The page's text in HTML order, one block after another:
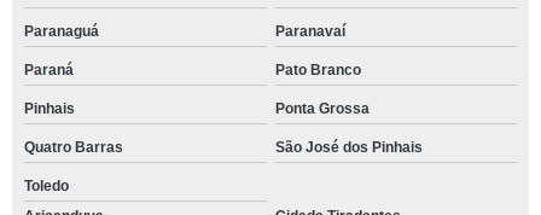
Paranaguá Paranavaí
Paraná Pato Branco
Pinhais Ponta Grossa
Quatro Barras São José dos Pinhais
Toledo